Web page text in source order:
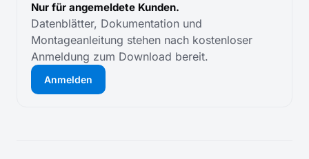
Nur für angemeldete Kunden.
Datenblätter, Dokumentation und
Montageanleitung stehen nach kostenloser
Anmeldung zum Download bereit.
Anmelden